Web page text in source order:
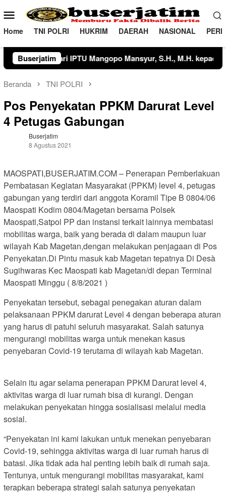
ke
konten
Menu
Mobile
Home TNI POLRI HUKRIM DAERAH NASIONAL
Buserjatim
Beranda TNI POLRI
Pos Penyekatan PPKM Darurat Level
4 Petugas Gabungan
Buserjatim
8 Agustus 2021
MAOSPATI,BUSERJATIM.COM – Penerapan Pemberlakuan
Pembatasan Kegiatan Masyarakat (PPKM) level 4, petugas
gabungan yang terdiri dari anggota Koramil Tipe B 0804/06
Maospati Kodim 0804/Magetan bersama Polsek
Maospati,Satpol PP dan instansi terkait lainnya membatasi
mobilitas warga, baik yang berada di dalam maupun luar
wilayah Kab Magetan,dengan melakukan penjagaan di Pos
Penyekatan.Di Pintu masuk kab Magetan tepatnya Di Desà
Sugihwaras Kec Maospati kab Magetan/di depan Terminal
Maospati Minggu ( 8/8/2021 )
Penyekatan tersebut, sebagai penegakan aturan dalam
pelaksanaan PPKM darurat Level 4 dengan beberapa aturan
yang harus di patuhi seluruh masyarakat. Salah satunya
mengurangi mobilitas warga untuk menekan kasus
penyebaran Covid-19 terutama di wilayah kab Magetan.
Selain itu agar selama penerapan PPKM Darurat level 4,
aktivitas warga di luar rumah bisa di kurangi. Dengan
melakukan penyekatan hingga sosialisasi melalui media
sosial.
“Penyekatan ini kami lakukan untuk menekan penyebaran
Covid-19, sehingga aktivitas warga di luar rumah harus di
batasi. Jika tidak ada hal penting lebih baik di rumah saja.
Tentunya, untuk mengurangi mobilitas masyarakat, kami
terapkan beberapa strategi salah satunya penyekatan